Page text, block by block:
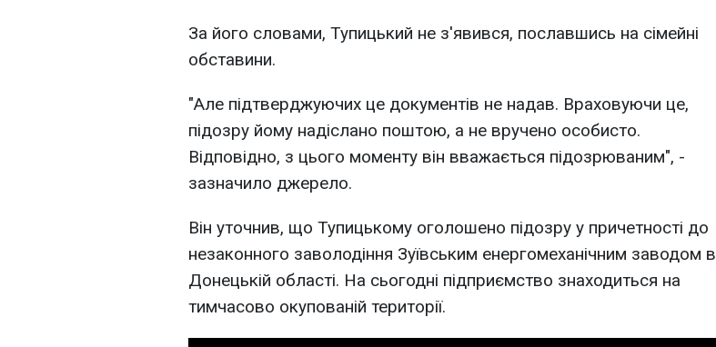
За його словами, Тупицький не з'явився, пославшись на сімейні
обставини.
"Але підтверджуючих це документів не надав. Враховуючи це,
підозру йому надіслано поштою, а не вручено особисто.
Відповідно, з цього моменту він вважається підозрюваним", -
зазначило джерело.
Він уточнив, що Тупицькому оголошено підозру у причетності до
незаконного заволодіння Зуївським енергомеханічним заводом в
Донецькій області. На сьогодні підприємство знаходиться на
тимчасово окупованій території.